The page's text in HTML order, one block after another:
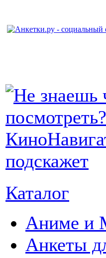
Каталог
Аниме и
Анкеты